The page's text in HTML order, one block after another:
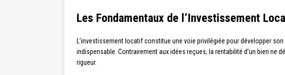
Les Fondamentaux de l’Investissement
L’investissement locatif constitue une voie privilégiée pour développer
indispensable. Contrairement aux idées reçues, la rentabilité d’un bien ne
rigueur.